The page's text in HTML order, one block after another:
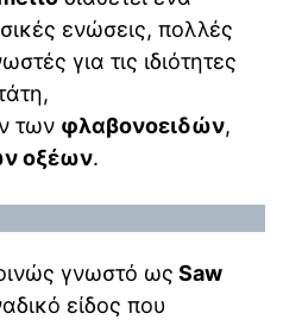
ενώσεις, πολλές
για τις ιδιότητες
των φλαβονοειδών,
οξέων.
γνωστό ως Saw
είδος που